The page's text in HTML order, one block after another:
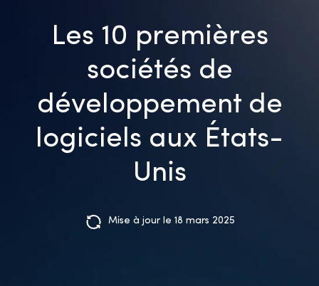
Les 10 premières
sociétés de
développement de
logiciels aux États-
Unis
Mise à jour le 18 mars 2025